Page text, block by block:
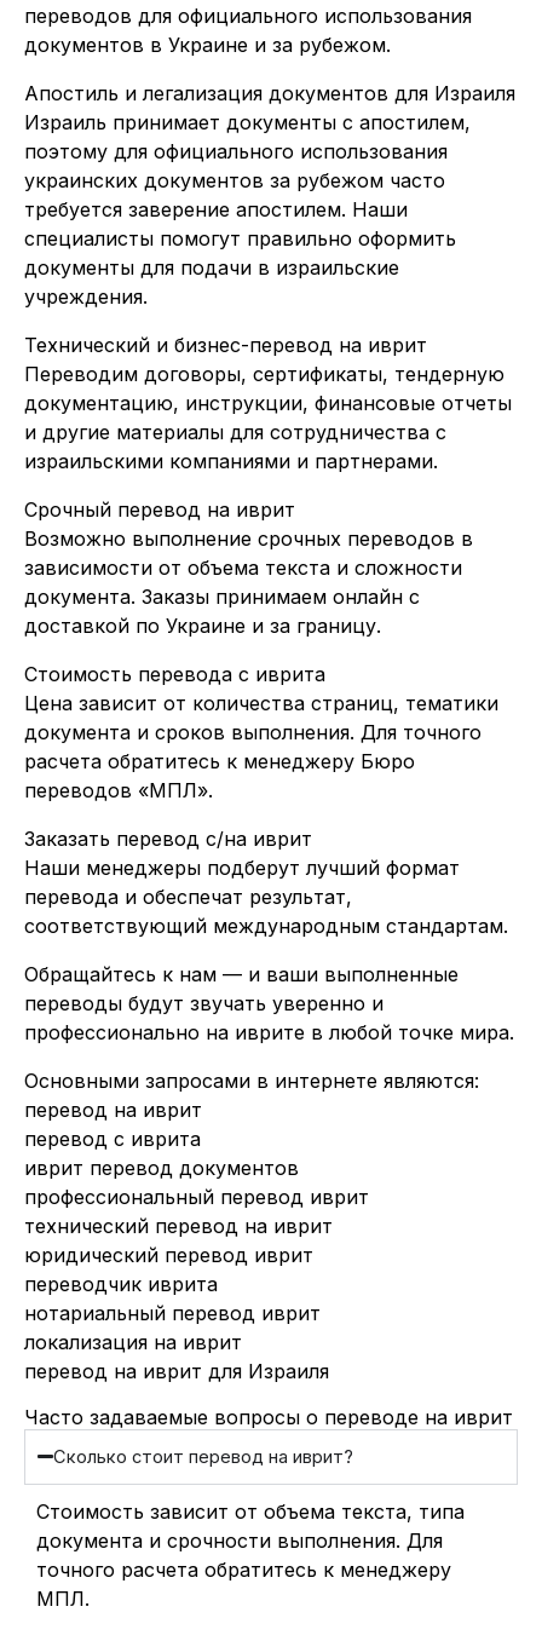
переводов для официального использования
документов в Украине и за рубежом.
Апостиль и легализация документов для Израиля
Израиль принимает документы с апостилем,
поэтому для официального использования
украинских документов за рубежом часто
требуется заверение апостилем. Наши
специалисты помогут правильно оформить
документы для подачи в израильские
учреждения.
Технический и бизнес-перевод на иврит
Переводим договоры, сертификаты, тендерную
документацию, инструкции, финансовые отчеты
и другие материалы для сотрудничества с
израильскими компаниями и партнерами.
Срочный перевод на иврит
Возможно выполнение срочных переводов в
зависимости от объема текста и сложности
документа. Заказы принимаем онлайн с
доставкой по Украине и за границу.
Стоимость перевода с иврита
Цена зависит от количества страниц, тематики
документа и сроков выполнения. Для точного
расчета обратитесь к менеджеру Бюро
переводов «МПЛ».
Заказать перевод с/на иврит
Наши менеджеры подберут лучший формат
перевода и обеспечат результат,
соответствующий международным стандартам.
Обращайтесь к нам — и ваши выполненные
переводы будут звучать уверенно и
профессионально на иврите в любой точке мира.
Основными запросами в интернете являются:
перевод на иврит
перевод с иврита
иврит перевод документов
профессиональный перевод иврит
технический перевод на иврит
юридический перевод иврит
переводчик иврита
нотариальный перевод иврит
локализация на иврит
перевод на иврит для Израиля
Часто задаваемые вопросы о переводе на иврит
Сколько стоит перевод на иврит?
Стоимость зависит от объема текста, типа
документа и срочности выполнения. Для
точного расчета обратитесь к менеджеру
МПЛ.